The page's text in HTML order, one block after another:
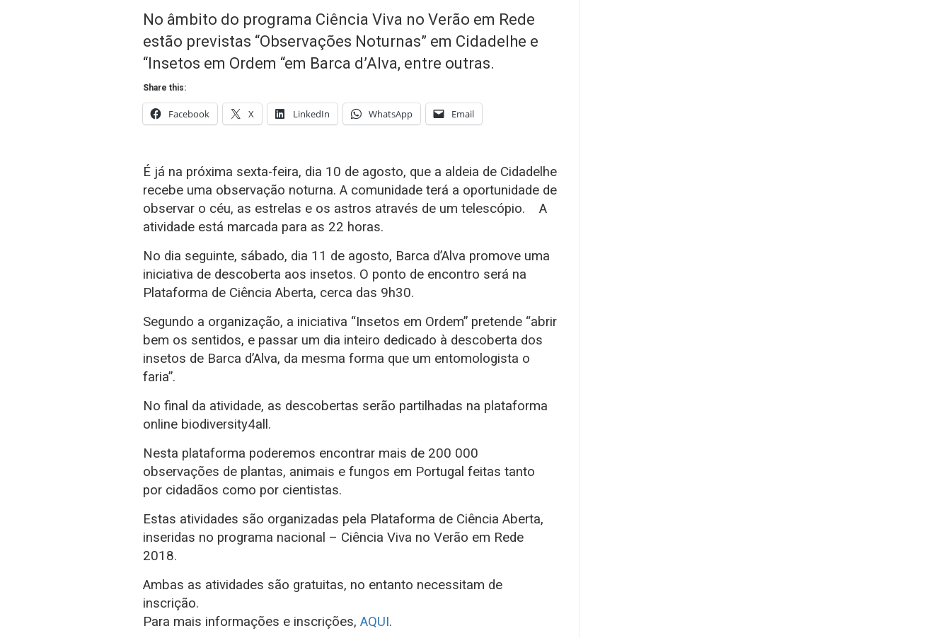
No âmbito do programa Ciência Viva no Verão em Rede
estão previstas “Observações Noturnas” em Cidadelhe e
“Insetos em Ordem “em Barca d’Alva, entre outras.
Share this:
Facebook X LinkedIn WhatsApp Email
É já na próxima sexta-feira, dia 10 de agosto, que a aldeia de Cidadelhe
recebe uma observação noturna. A comunidade terá a oportunidade de
observar o céu, as estrelas e os astros através de um telescópio. A
atividade está marcada para as 22 horas.
No dia seguinte, sábado, dia 11 de agosto, Barca d’Alva promove uma
iniciativa de descoberta aos insetos. O ponto de encontro será na
Plataforma de Ciência Aberta, cerca das 9h30.
Segundo a organização, a iniciativa “Insetos em Ordem” pretende “abrir
bem os sentidos, e passar um dia inteiro dedicado à descoberta dos
insetos de Barca d’Alva, da mesma forma que um entomologista o
faria”.
No final da atividade, as descobertas serão partilhadas na plataforma
online biodiversity4all.
Nesta plataforma poderemos encontrar mais de 200 000
observações de plantas, animais e fungos em Portugal feitas tanto
por cidadãos como por cientistas.
Estas atividades são organizadas pela Plataforma de Ciência Aberta,
inseridas no programa nacional – Ciência Viva no Verão em Rede
2018.
Ambas as atividades são gratuitas, no entanto necessitam de
inscrição.
Para mais informações e inscrições, AQUI.